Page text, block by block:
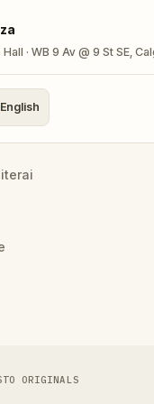
special gifts for
contest
phone charged
· WB 9 Av @ 9 St SE,
English
ORIGINALS